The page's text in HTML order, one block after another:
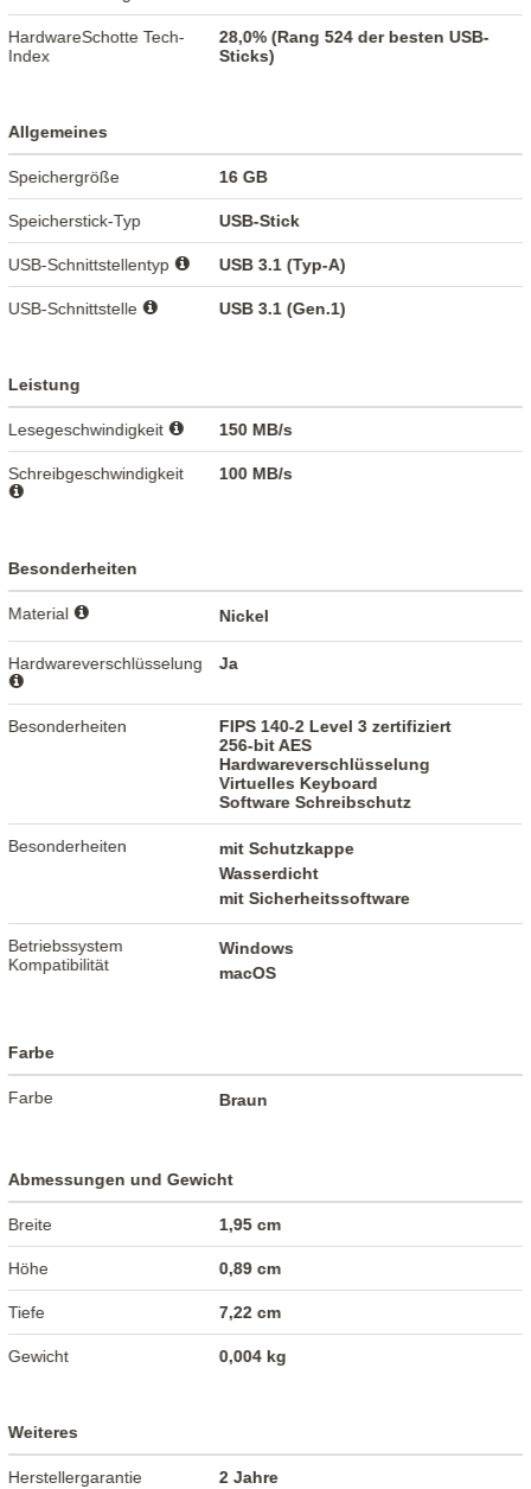
HardwareSchotte Tech-
Index
28,0% (Rang 524 der besten USB-
Sticks)
Allgemeines
Speichergröße 16 GB
Speicherstick-Typ USB-Stick
USB-Schnittstellentyp USB 3.1 (Typ-A)
USB-Schnittstelle USB 3.1 (Gen.1)
Leistung
Lesegeschwindigkeit 150 MB/s
Schreibgeschwindigkeit 100 MB/s
Besonderheiten
Material Nickel
Hardwareverschlüsselung Ja
Besonderheiten
FIPS 140-2 Level 3 zertifiziert
256-bit AES
Hardwareverschlüsselung
Virtuelles Keyboard
Software Schreibschutz
Besonderheiten
mit Schutzkappe
Wasserdicht
mit Sicherheitssoftware
Betriebssystem
Kompatibilität
Windows
macOS
Farbe
Farbe Braun
Abmessungen und Gewicht
Breite 1,95 cm
Höhe 0,89 cm
Tiefe 7,22 cm
Gewicht 0,004 kg
Weiteres
Herstellergarantie 2 Jahre